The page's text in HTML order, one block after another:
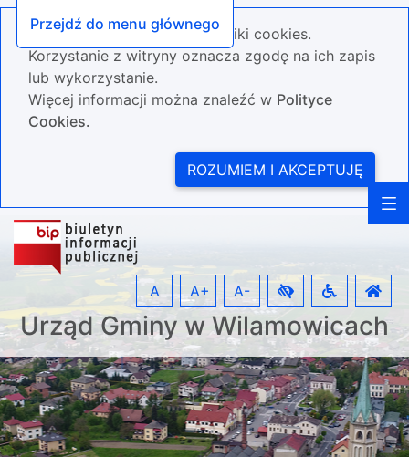
Przejdź do menu głównego
Nasza strona wykorzystuje pliki cookies.
Korzystanie z witryny oznacza zgodę na ich zapis
lub wykorzystanie.
Więcej informacji można znaleźć w Polityce
Cookies.
ROZUMIEM I AKCEPTUJĘ
Urząd Gminy w Wilamowicach
A A+ A-